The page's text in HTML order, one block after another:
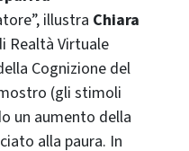
illustra Chiara
Realtà Virtuale
Cognizione del
(gli stimoli
un aumento della
alla paura. In